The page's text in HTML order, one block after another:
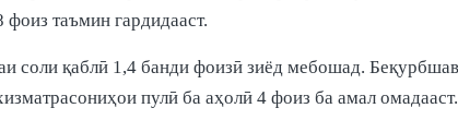
таъмин гардидааст.
соли қаблӣ 1,4 банди фоизӣ зиёд мебошад.
пулӣ ба аҳолӣ 4 фоиз ба амал омадааст.